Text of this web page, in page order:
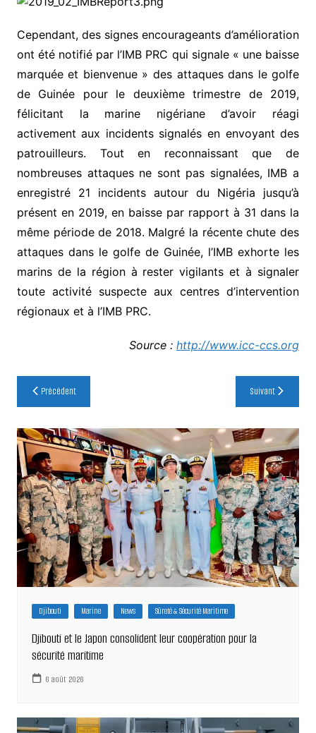
Cependant, des signes encourageants d’amélioration
ont été notifié par l’IMB PRC qui signale « une baisse
marquée et bienvenue » des attaques dans le golfe
de Guinée pour le deuxième trimestre de 2019,
félicitant la marine nigériane d’avoir réagi
activement aux incidents signalés en envoyant des
patrouilleurs. Tout en reconnaissant que de
nombreuses attaques ne sont pas signalées, IMB a
enregistré 21 incidents autour du Nigéria jusqu’à
présent en 2019, en baisse par rapport à 31 dans la
même période de 2018. Malgré la récente chute des
attaques dans le golfe de Guinée, l’IMB exhorte les
marins de la région à rester vigilants et à signaler
toute activité suspecte aux centres d’intervention
régionaux et à l’IMB PRC.
Source :http://www.icc-ccs.org
Navigation
de
l’article
Précédent Suivant
Djibouti Marine News Sûreté & Sécurité Maritime
Djibouti et le Japon consolident leur coopération pour la
sécurité maritime
6 août 2026